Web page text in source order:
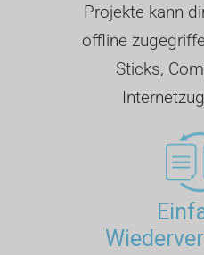
Projekte kann
offline
Sticks,